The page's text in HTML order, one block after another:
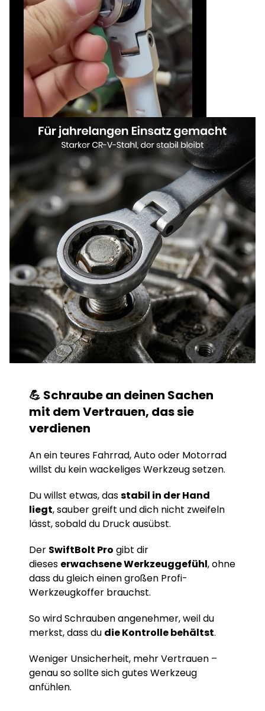
💪 Schraube an deinen Sachen
mit dem Vertrauen, das sie
verdienen
An ein teures Fahrrad, Auto oder Motorrad
willst du kein wackeliges Werkzeug setzen.
Du willst etwas, dasstabil in der Hand
liegt, sauber greift und dich nicht zweifeln
lässt, sobald du Druck ausübst.
Der SwiftBolt Pro gibt dir
dieses erwachsene Werkzeuggefühl, ohne
dass du gleich einen großen Profi-
Werkzeugkoffer brauchst.
So wird Schrauben angenehmer, weil du
merkst, dass du die Kontrolle behältst.
Weniger Unsicherheit, mehr Vertrauen –
genau so sollte sich gutes Werkzeug
anfühlen.